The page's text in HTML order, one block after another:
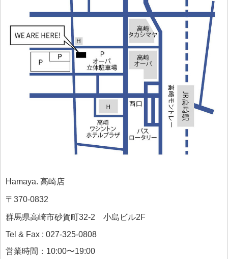
Hamaya. 高崎店
〒370-0832
群馬県高崎市砂賀町32-2 小島ビル2F
Tel & Fax : 027-325-0808
営業時間：10:00〜19:00